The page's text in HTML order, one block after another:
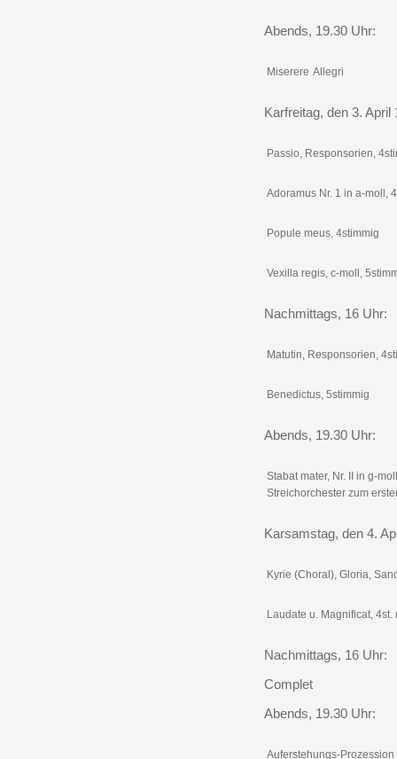
Abends, 19.30 Uhr:
Miserere Allegri
Karfreitag, den 3. April
Passio, Responsorien,
Adoramus Nr. 1 in a-moll,
Popule meus, 4stimmig
Vexilla regis, c-moll,
Nachmittags, 16 Uhr:
Matutin, Responsorien,
Benedictus, 5stimmig
Abends, 19.30 Uhr:
Stabat mater, Nr. II in g-
Streichorchester zum
Karsamstag, den 4.
Kyrie (Choral), Gloria,
Laudate u. Magnificat, 4st.
Nachmittags, 16 Uhr:
Complet
Abends, 19.30 Uhr:
Auferstehungs-